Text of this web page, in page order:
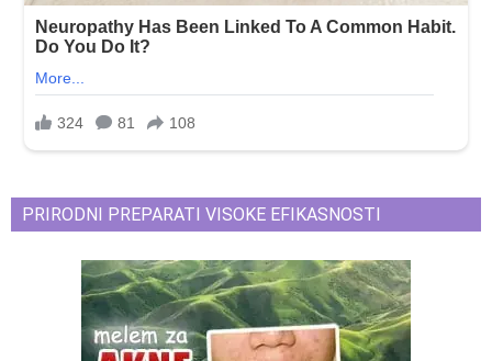
PRIRODNI PREPARATI VISOKE EFIKASNOSTI